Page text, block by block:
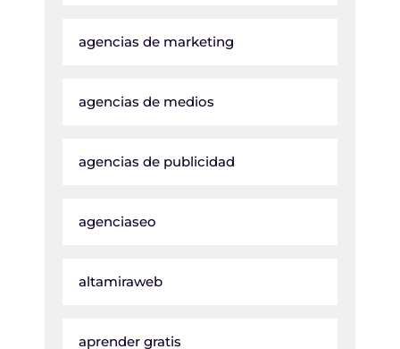
agencias de marketing
agencias de medios
agencias de publicidad
agenciaseo
altamiraweb
aprender gratis